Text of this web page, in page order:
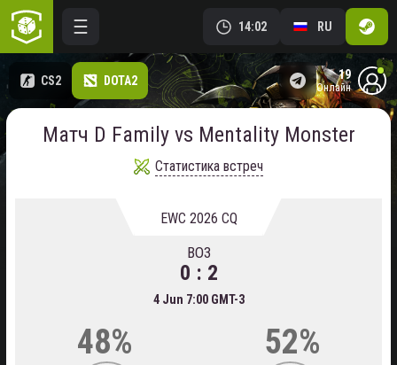
14:02 RU
CS2 DOTA2 19
онлайн
Матч D Family vs Mentality Monster
Статистика встреч
48% 52%
EWC 2026 CQ
BO3
0 : 2
4 Jun 7:00 GMT-3